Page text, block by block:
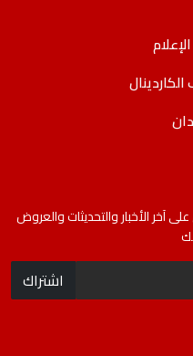
آخر الأخبار والتحديثات والعروض
اشتراك